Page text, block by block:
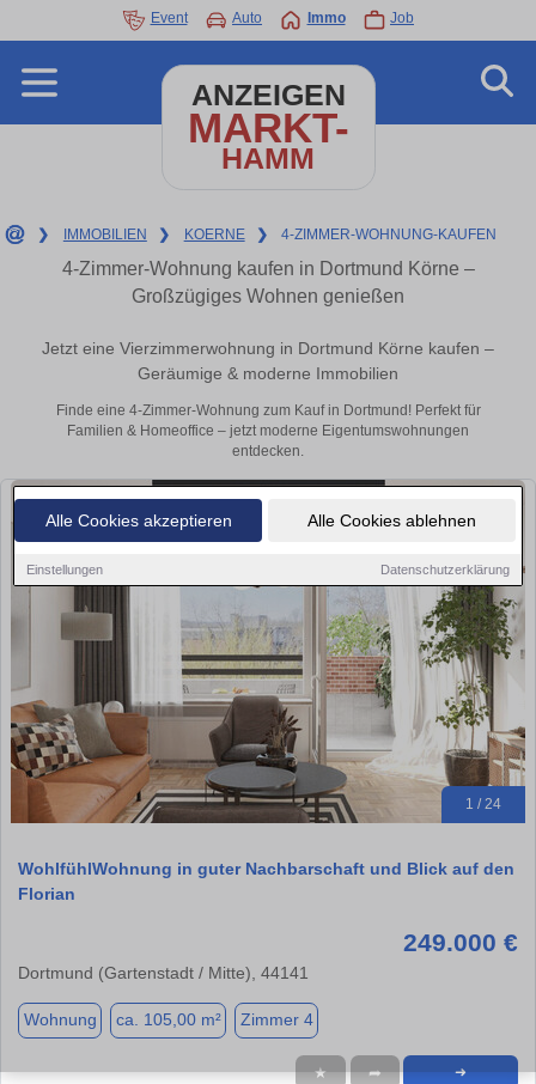
Alle Cookies akzeptieren Alle Cookies ablehnen
Einstellungen Datenschutzerklärung
Event Auto Immo Job
ANZEIGEN
MARKT-
HAMM
❯ IMMOBILIEN ❯ KOERNE ❯ 4-ZIMMER-WOHNUNG-KAUFEN
4-Zimmer-Wohnung kaufen in Dortmund Körne –
Großzügiges Wohnen genießen
Jetzt eine Vierzimmerwohnung in Dortmund Körne kaufen –
Geräumige & moderne Immobilien
Finde eine 4-Zimmer-Wohnung zum Kauf in Dortmund! Perfekt für
Familien & Homeoffice – jetzt moderne Eigentumswohnungen
entdecken.
1 / 24
WohlfühlWohnung in guter Nachbarschaft und Blick auf den
Florian
249.000 €
Dortmund (Gartenstadt / Mitte), 44141
Wohnung ca. 105,00 m² Zimmer 4
★ ➦ ➜